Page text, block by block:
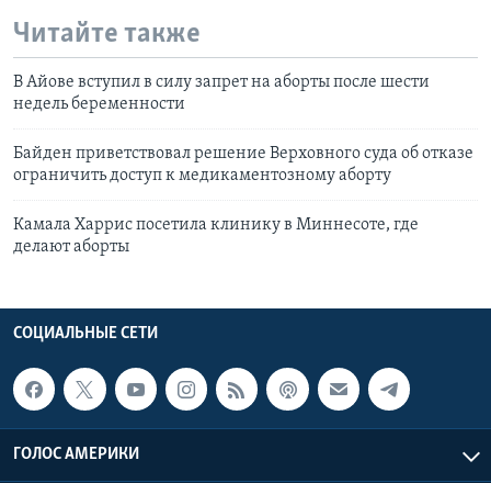
Читайте также
В Айове вступил в силу запрет на аборты после шести
недель беременности
Байден приветствовал решение Верховного суда об отказе
ограничить доступ к медикаментозному аборту
Камала Харрис посетила клинику в Миннесоте, где
делают аборты
СОЦИАЛЬНЫЕ СЕТИ
ГОЛОС АМЕРИКИ